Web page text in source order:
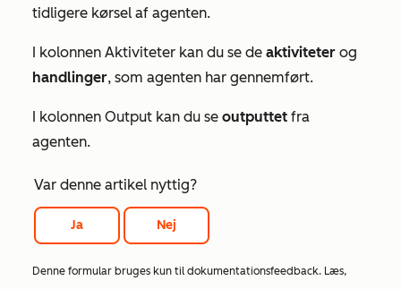
tidligere kørsel af agenten.
I kolonnen Aktiviteter kan du se de aktiviteter og
handlinger, som agenten har gennemført.
I kolonnen Output kan du se outputtet fra
agenten.
Var denne artikel nyttig?
Ja Nej
Denne formular bruges kun til dokumentationsfeedback. Læs,